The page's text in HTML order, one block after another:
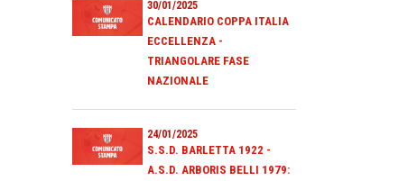
30/01/2025
CALENDARIO COPPA ITALIA
ECCELLENZA -
TRIANGOLARE FASE
NAZIONALE
24/01/2025
S.S.D. BARLETTA 1922 -
A.S.D. ARBORIS BELLI 1979: